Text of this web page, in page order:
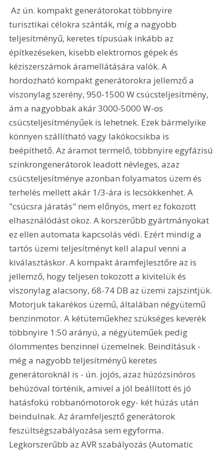
Az ún. kompakt generátorokat többnyire
turisztikai célokra szánták, míg a nagyobb
teljesítményű, keretes típusúak inkább az
építkezéseken, kisebb elektromos gépek és
kéziszerszámok áramellátására valók. A
hordozható kompakt generátorokra jellemző a
viszonylag szerény, 950-1500 W csúcsteljesítmény,
ám a nagyobbak akár 3000-5000 W-os
csúcsteljesítményűek is lehetnek. Ezek bármelyike
könnyen szállítható vagy lakókocsikba is
beépíthető. Az áramot termelő, többnyire egyfázisú
szinkrongenerátorok leadott névleges, azaz
csúcsteljesítménye azonban folyamatos üzem és
terhelés mellett akár 1/3-ára is lecsökkenhet. A
"csúcsra járatás" nem előnyös, mert ez fokozott
elhasználódást okoz. A korszerűbb gyártmányokat
ez ellen automata kapcsolás védi. Ezért mindig a
tartós üzemi teljesítményt kell alapul venni a
kiválasztáskor. A kompakt áramfejlesztőre az is
jellemző, hogy teljesen tokozott a kivitelük és
viszonylag alacsony, 68-74 DB az üzemi zajszintjük.
Motorjuk takarékos üzemű, általában négyütemű
benzinmotor. A kétüteműekhez szükséges keverék
többnyire 1:50 arányú, a négyüteműek pedig
ólommentes benzinnel üzemelnek. Beindításuk -
még a nagyobb teljesítményű keretes
generátoroknál is - ún. jojós, azaz húzózsinóros
behúzóval történik, amivel a jól beállított és jó
hatásfokú robbanómotorok egy- két húzás után
beindulnak. Az áramfeljesztő generátorok
feszültségszabályozása sem egyforma.
Legkorszerűbb az AVR szabályozás (Automatic